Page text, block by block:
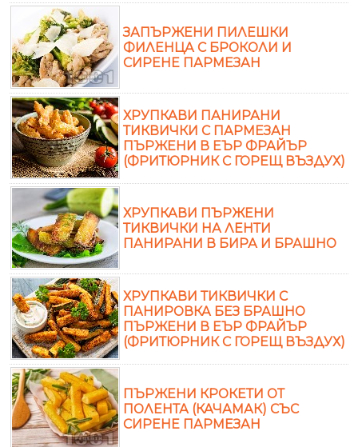
ЗАПЪРЖЕНИ ПИЛЕШКИ
ФИЛЕНЦА С БРОКОЛИ И
СИРЕНЕ ПАРМЕЗАН
ХРУПКАВИ ПАНИРАНИ
ТИКВИЧКИ С ПАРМЕЗАН
ПЪРЖЕНИ В ЕЪР ФРАЙЪР
(ФРИТЮРНИК С ГОРЕЩ ВЪЗДУХ)
ХРУПКАВИ ПЪРЖЕНИ
ТИКВИЧКИ НА ЛЕНТИ
ПАНИРАНИ В БИРА И БРАШНО
ХРУПКАВИ ТИКВИЧКИ С
ПАНИРОВКА БЕЗ БРАШНО
ПЪРЖЕНИ В ЕЪР ФРАЙЪР
(ФРИТЮРНИК С ГОРЕЩ ВЪЗДУХ)
ПЪРЖЕНИ КРОКЕТИ ОТ
ПОЛЕНТА (КАЧАМАК) СЪС
СИРЕНЕ ПАРМЕЗАН